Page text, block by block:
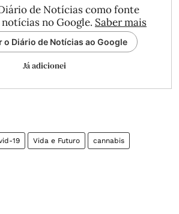
de Notícias como fonte
no Google. Saber mais
o Diário de Notícias ao Google
Já adicionei
19 Vida e Futuro cannabis